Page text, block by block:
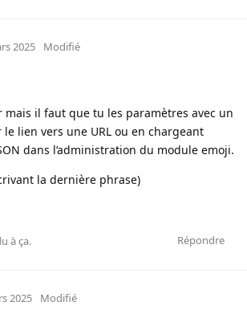
2025 Modifié
mais il faut que tu les paramètres avec un
lien vers une URL ou en chargeant
dans l’administration du module emoji.
la dernière phrase)
Répondre
à ça.
2025 Modifié